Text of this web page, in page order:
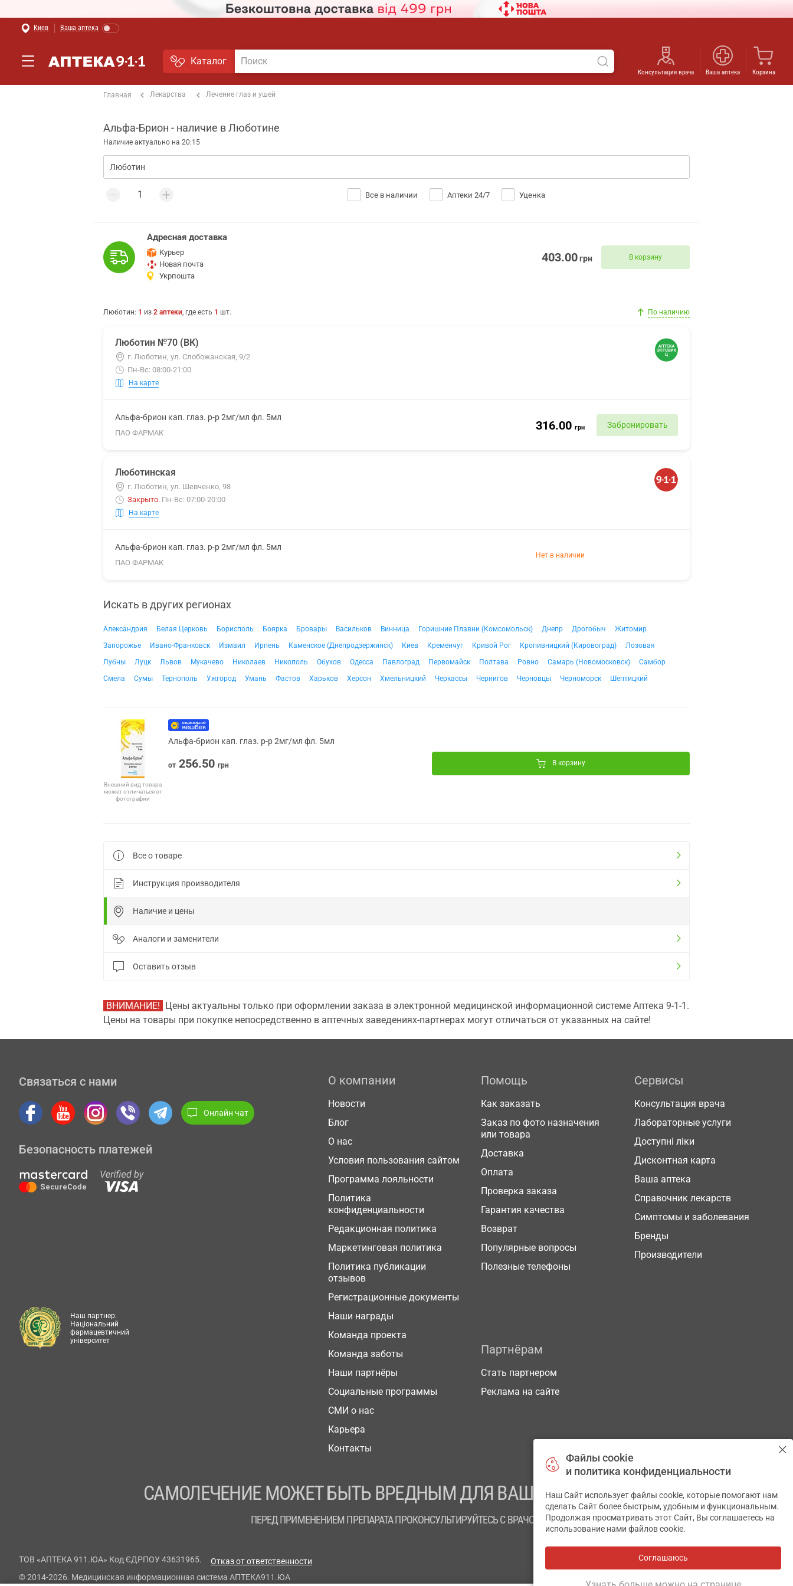
Киев Ваша аптека
Каталог
Консультация врача Ваша аптека Корзина
Главная Лекарства Лечение глаз и ушей
Альфа-Брион - наличие в Люботине
Наличие актуально на 20:15
Все в наличии Аптеки 24/7 Уценка
Адресная доставка
Курьер
Новая почта
Укрпошта
403.00грн В корзину
Люботин: 1 из 2 аптеки, где есть 1 шт. По наличию
Люботин №70 (ВК)
г. Люботин, ул. Слобожанская, 9/2
Пн-Вс: 08:00-21:00
На карте
Альфа-брион кап. глаз. р-р 2мг/мл фл. 5мл
ПАО ФАРМАК
316.00 грн Забронировать
Люботинская
г. Люботин, ул. Шевченко, 98
Закрыто. Пн-Вс: 07:00-20:00
На карте
Альфа-брион кап. глаз. р-р 2мг/мл фл. 5мл
ПАО ФАРМАК
Нет в наличии
Искать в других регионах
Александрия Белая Церковь Борисполь Боярка Бровары Васильков Винница Горишние Плавни (Комсомольск) Днепр Дрогобыч
Житомир
Запорожье
Ивано-Франковск Измаил Ирпень Каменское (Днепродзержинск) Киев Кременчуг Кривой Рог Кропивницкий (Кировоград)
Лозовая
Лубны
Луцк Львов Мукачево Николаев Никополь Обухов Одесса Павлоград Первомайск Полтава Ровно Самарь (Новомосковск)
Самбор
Смела
Сумы Тернополь Ужгород Умань Фастов Харьков Херсон Хмельницкий Черкассы Чернигов Черновцы Черноморск Шептицкий
Внешний вид товара
может отличаться от
фотографии
Альфа-брион кап. глаз. р-р 2мг/мл фл. 5мл
от 256.50 грн В корзину
Все о товаре
Инструкция производителя
Наличие и цены
Аналоги и заменители
Оставить отзыв
ВНИМАНИЕ! Цены актуальны только при оформлении заказа в электронной медицинской информационной системе Аптека 9-1-1.
Цены на товары при покупке непосредственно в аптечных заведениях-партнерах могут отличаться от указанных на сайте!
Связаться с нами
Онлайн чат
Безопасность платежей
О компании
Новости
Блог
О нас
Условия пользования сайтом
Программа лояльности
Политика
конфиденциальности
Редакционная политика
Маркетинговая политика
Политика публикации
отзывов
Регистрационные документы
Наши награды
Команда проекта
Команда заботы
Наши партнёры
Социальные программы
СМИ о нас
Карьера
Контакты
Помощь
Как заказать
Заказ по фото назначения
или товара
Доставка
Оплата
Проверка заказа
Гарантия качества
Возврат
Популярные вопросы
Полезные телефоны
Сервисы
Консультация врача
Лабораторные услуги
Доступні ліки
Дисконтная карта
Ваша аптека
Справочник лекарств
Симптомы и заболевания
Бренды
Производители
Партнёрам
Стать партнером
Реклама на сайте
Наш партнер:
Національний
фармацевтичний
університет
САМОЛЕЧЕНИЕ МОЖЕТ БЫТЬ ВРЕДНЫМ ДЛЯ ВАШЕГО ЗДОРОВЬЯ
ПЕРЕД ПРИМЕНЕНИЕМ ПРЕПАРАТА ПРОКОНСУЛЬТИРУЙТЕСЬ С ВРАЧОМ
ТОВ «АПТЕКА 911.ЮА» Код ЄДРПОУ 43631965.
Отказ от ответственности
© 2014-2026. Медицинская информационная система АПТЕКА911.ЮА
Файлы cookie
и политика конфиденциальности
Наш Сайт использует файлы cookie, которые помогают нам
сделать Сайт более быстрым, удобным и функциональным.
Продолжая просматривать этот Сайт, Вы соглашаетесь на
использование нами файлов cookie.
Соглашаюсь
✕